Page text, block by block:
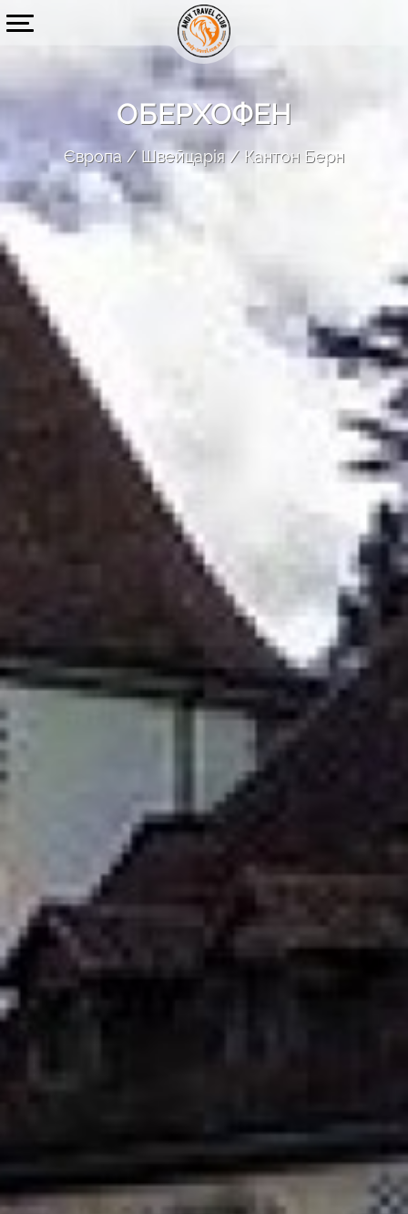
ОБЕРХОФЕН
Європа Швейцарія Кантон Берн